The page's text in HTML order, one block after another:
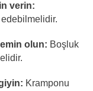
verin:
edebilmelidir.
olun: Boşluk
Kramponu